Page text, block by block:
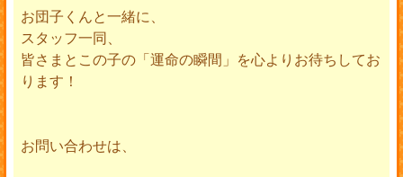
お団子くんと一緒に、
スタッフ一同、
皆さまとこの子の「運命の瞬間」を心よりお待ちしてお
ります！
お問い合わせは、